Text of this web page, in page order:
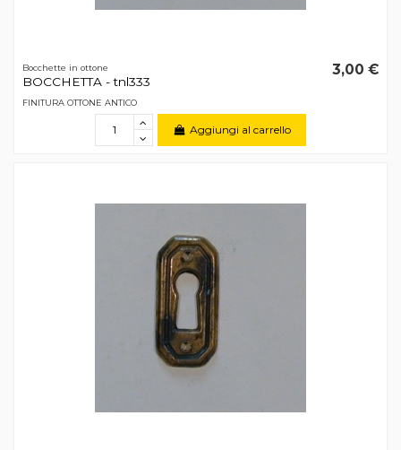
Bocchette in ottone
BOCCHETTA - tnl333
3,00 €
FINITURA OTTONE ANTICO
Aggiungi al carrello